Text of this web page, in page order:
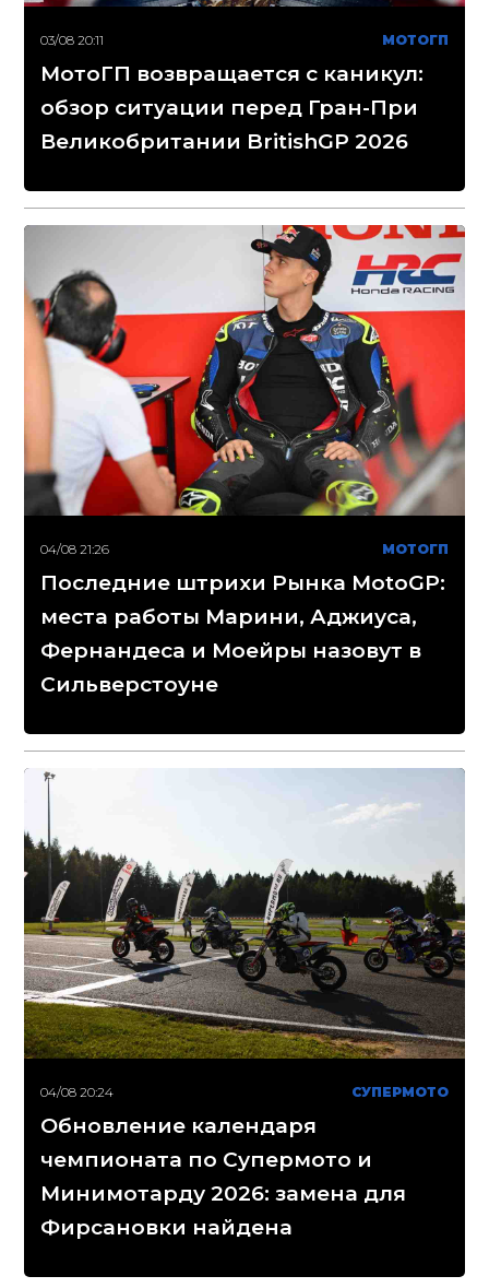
03/08 20:11 МОТОГП
МотоГП возвращается с каникул:
обзор ситуации перед Гран-При
Великобритании BritishGP 2026
04/08 21:26 МОТОГП
Последние штрихи Рынка MotoGP:
места работы Марини, Аджиуса,
Фернандеса и Моейры назовут в
Сильверстоуне
04/08 20:24 СУПЕРМОТО
Обновление календаря
чемпионата по Супермото и
Минимотарду 2026: замена для
Фирсановки найдена